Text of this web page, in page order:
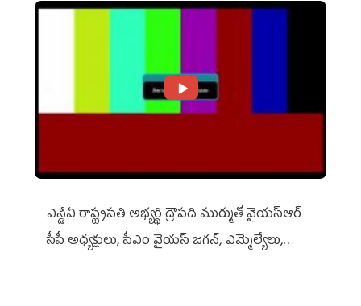
ఎన్డీఏ రాష్ట్ర‌ప‌తి అభ్య‌ర్థి ద్రౌప‌ది ముర్ముతో వైయ‌స్ఆర్
సీపీ అధ్య‌క్షులు, సీఎం వైయ‌స్ జ‌గ‌న్, ఎమ్మెల్యేలు,